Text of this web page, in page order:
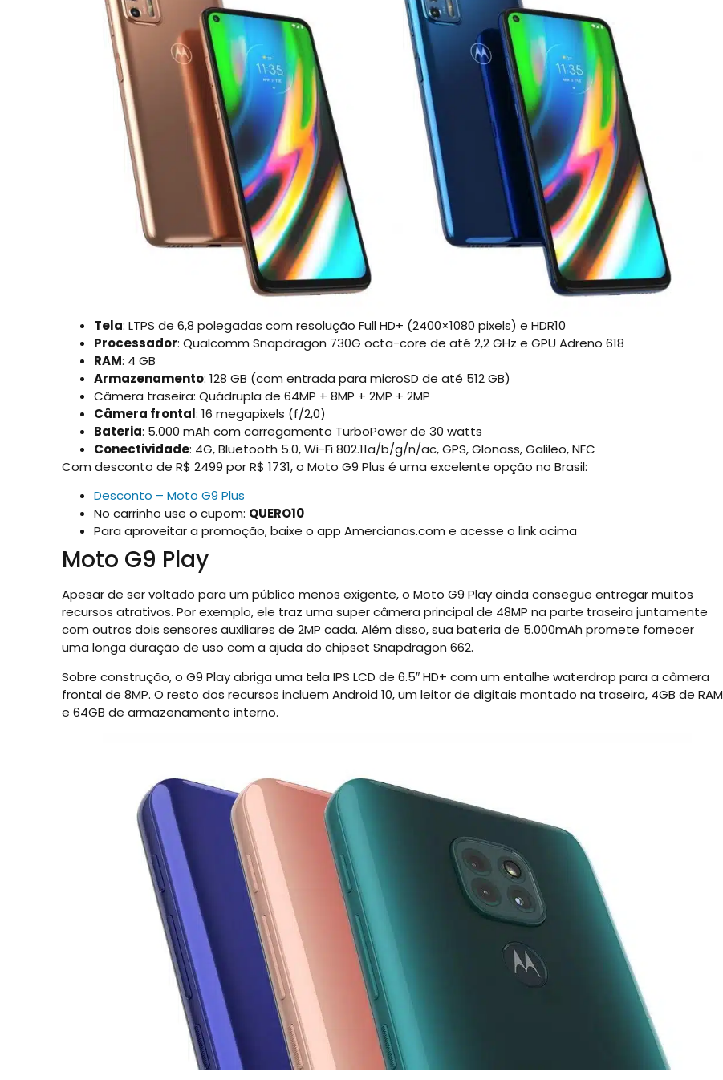
Tela: LTPS de 6,8 polegadas com resolução Full HD+ (2400×1080 pixels) e HDR10
Processador: Qualcomm Snapdragon 730G octa-core de até 2,2 GHz e GPU Adreno 618
RAM: 4 GB
Armazenamento: 128 GB (com entrada para microSD de até 512 GB)
Câmera traseira: Quádrupla de 64MP + 8MP + 2MP + 2MP
Câmera frontal: 16 megapixels (f/2,0)
Bateria: 5.000 mAh com carregamento TurboPower de 30 watts
Conectividade: 4G, Bluetooth 5.0, Wi-Fi 802.11a/b/g/n/ac, GPS, Glonass, Galileo, NFC
Com desconto de R$ 2499 por R$ 1731, o Moto G9 Plus é uma excelente opção no Brasil:
Desconto – Moto G9 Plus
No carrinho use o cupom: QUERO10
Para aproveitar a promoção, baixe o app Amercianas.com e acesse o link acima
Moto G9 Play
Apesar de ser voltado para um público menos exigente, o Moto G9 Play ainda consegue entregar muitos
recursos atrativos. Por exemplo, ele traz uma super câmera principal de 48MP na parte traseira juntamente
com outros dois sensores auxiliares de 2MP cada. Além disso, sua bateria de 5.000mAh promete fornecer
uma longa duração de uso com a ajuda do chipset Snapdragon 662.
Sobre construção, o G9 Play abriga uma tela IPS LCD de 6.5″ HD+ com um entalhe waterdrop para a câmera
frontal de 8MP. O resto dos recursos incluem Android 10, um leitor de digitais montado na traseira, 4GB de RAM
e 64GB de armazenamento interno.